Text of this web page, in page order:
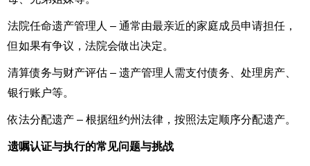
法院任命遗产管理人 – 通常由最亲近的家庭成员申请担任，
但如果有争议，法院会做出决定。
清算债务与财产评估 – 遗产管理人需支付债务、处理房产、
银行账户等。
依法分配遗产 – 根据纽约州法律，按照法定顺序分配遗产。
遗嘱认证与执行的常见问题与挑战